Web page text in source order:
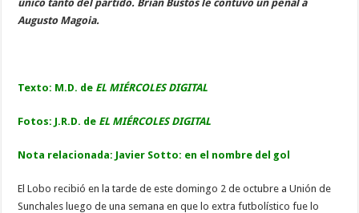
único tanto del partido. Brian Bustos le contuvo un penal a
Augusto Magoia.
Texto: M.D. de EL MIÉRCOLES DIGITAL
Fotos: J.R.D. de EL MIÉRCOLES DIGITAL
Nota relacionada: Javier Sotto: en el nombre del gol
El Lobo recibió en la tarde de este domingo 2 de octubre a Unión de
Sunchales luego de una semana en que lo extra futbolístico fue lo